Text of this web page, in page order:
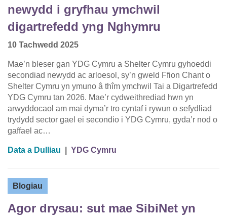
newydd i gryfhau ymchwil
digartrefedd yng Nghymru
10 Tachwedd 2025
Mae’n bleser gan YDG Cymru a Shelter Cymru gyhoeddi
secondiad newydd ac arloesol, sy’n gweld Ffion Chant o
Shelter Cymru yn ymuno â thîm ymchwil Tai a Digartrefedd
YDG Cymru tan 2026. Mae’r cydweithrediad hwn yn
arwyddocaol am mai dyma’r tro cyntaf i rywun o sefydliad
trydydd sector gael ei secondio i YDG Cymru, gyda’r nod o
gaffael ac…
Data a Dulliau YDG Cymru
Blogiau
Agor drysau: sut mae SibiNet yn